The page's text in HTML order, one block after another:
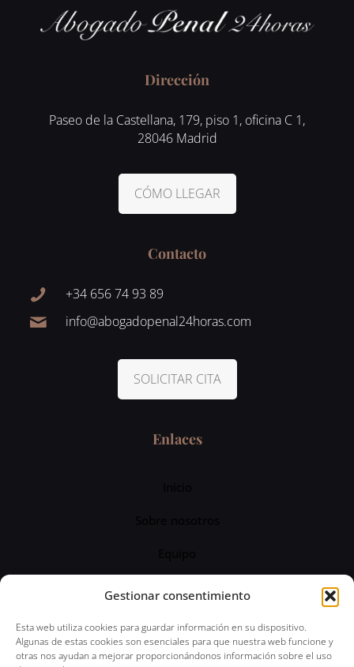
Gestionar consentimiento
Esta web utiliza cookies para guardar información en su dispositivo.
Algunas de estas cookies son esenciales para que nuestra web funcione y
otras nos ayudan a mejorar proporcionándonos información sobre el uso
Dirección
Paseo de la Castellana, 179, piso 1, oficina C 1,
28046 Madrid
CÓMO LLEGAR
Contacto
+34 656 74 93 89
info@abogadopenal24horas.com
SOLICITAR CITA
Enlaces